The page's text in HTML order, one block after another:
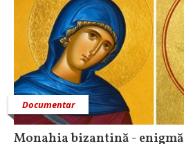
Documentar
Monahia bizantină -